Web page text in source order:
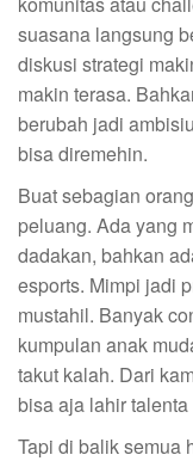
suasana langsung
diskusi strategi
makin terasa.
berubah jadi
bisa diremehin.
Buat sebagian
peluang. Ada yang
dadakan, bahkan
esports. Mimpi jadi
mustahil. Banyak
kumpulan anak
takut kalah. Dari
bisa aja lahir
Tapi di balik semua